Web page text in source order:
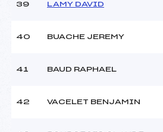
39 LAMY DAVID
40 BUACHE JEREMY
41 BAUD RAPHAEL
42 VACELET BENJAMIN